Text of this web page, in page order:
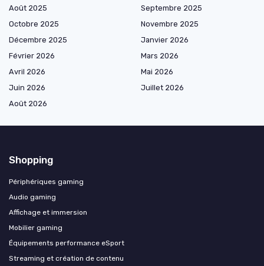
Août 2025
Septembre 2025
Octobre 2025
Novembre 2025
Décembre 2025
Janvier 2026
Février 2026
Mars 2026
Avril 2026
Mai 2026
Juin 2026
Juillet 2026
Août 2026
Shopping
Périphériques gaming
Audio gaming
Affichage et immersion
Mobilier gaming
Équipements performance eSport
Streaming et création de contenu